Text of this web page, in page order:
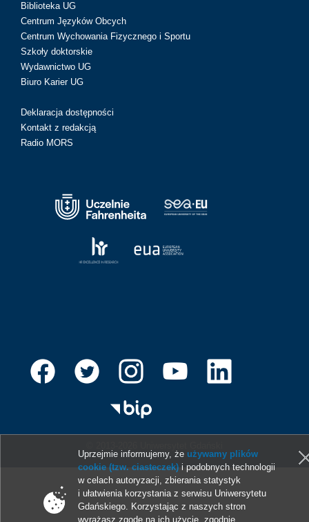
Biblioteka UG
Centrum Języków Obcych
Centrum Wychowania Fizycznego i Sportu
Szkoły doktorskie
Wydawnictwo UG
Biuro Karier UG
Deklaracja dostępności
Kontakt z redakcją
Radio MORS
Uprzejmie informujemy, że używamy plików
cookie (tzw. ciasteczek) i podobnych technologii
w celach autoryzacji, zbierania statystyk
i ułatwienia korzystania z serwisu Uniwersytetu
Gdańskiego. Korzystając z naszych stron
wyrażasz zgodę na ich użycie, zgodnie